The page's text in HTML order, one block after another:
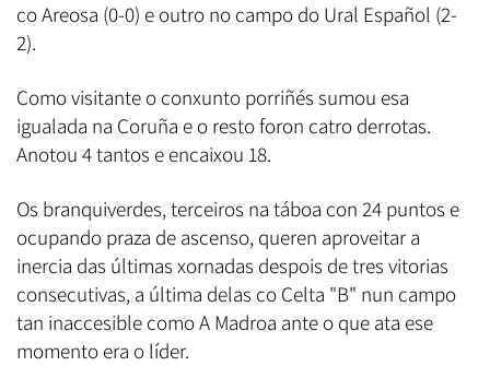
co Areosa (0-0) e outro no campo do Ural Español (2-
2).
Como visitante o conxunto porriñés sumou esa
igualada na Coruña e o resto foron catro derrotas.
Anotou 4 tantos e encaixou 18.
Os branquiverdes, terceiros na táboa con 24 puntos e
ocupando praza de ascenso, queren aproveitar a
inercia das últimas xornadas despois de tres vitorias
consecutivas, a última delas co Celta "B" nun campo
tan inaccesible como A Madroa ante o que ata ese
momento era o líder.